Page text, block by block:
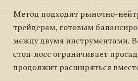
Метод подходит рыночно-
трейдерам, готовым
между двумя инструментами.
стоп‑лосс ограничивает
продолжит расширяться